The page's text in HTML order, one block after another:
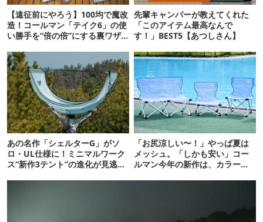
【遠征前にやろう】100均で魔改
造！コールマン「テイク6」の使
い勝手を“倍の倍”にする裏ワザ6
先輩キャンパーが教えてくれた
「このアイテム最高なんで
す！」BEST5【あつしさん】
あの名作「シェルターG」がソ
ロ・UL仕様に！ミニマルワーク
ス“新作3テント”の進化が見逃せ
「お尻涼しい〜！」やっぱ夏は
メッシュ。「しかも安い」コー
ルマン今年の新作は、カラーも